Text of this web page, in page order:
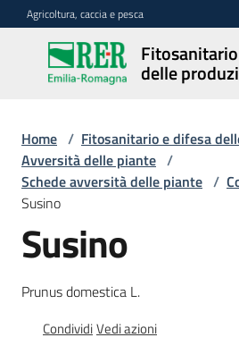
Vai al contenuto
Vai alla navigazione
Vai al footer
Agricoltura, caccia e pesca
delle
Fitosanitario
e difesa
produzioni
Avversità
delle
piante
Sorveglianza
Home / Fitosanitario e difesa
Avversità delle piante /
Schede avversità delle piante /
Susino
Susino
Prunus domestica L.
CondividiVedi azioni